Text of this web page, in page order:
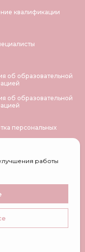
квалификации
об образовательной
об образовательной
персональных
работы